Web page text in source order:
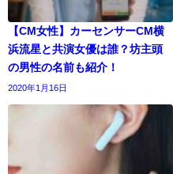
【CM女性】カーセンサーCM横
浜流星と共演女優は誰？坊主頭
の男性の名前も紹介！
2020年1月16日